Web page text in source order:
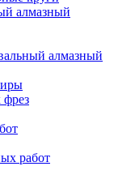
алмазный
алмазный
работ